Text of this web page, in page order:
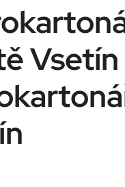
Vsetín